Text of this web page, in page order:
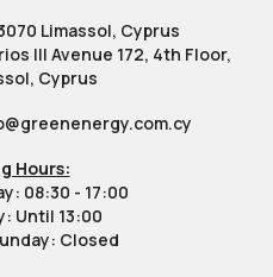
Limassol, Cyprus
III Avenue 172, 4th Floor,
Cyprus
Hours:
08:30 - 17:00
Until 13:00
Closed